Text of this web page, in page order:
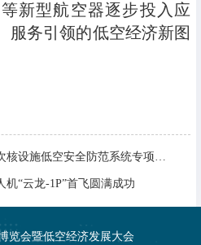
新型航空器逐步投入应
服务引领的低空经济新图
华诺星空参加国内首次核设施低空安全防范系统专项测试
“云龙-1P”首飞圆满成功
览会暨低空经济发展大会